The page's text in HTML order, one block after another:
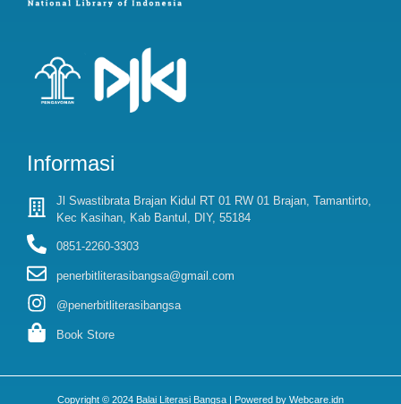
Informasi
Jl Swastibrata Brajan Kidul RT 01 RW 01 Brajan, Tamantirto,
Kec Kasihan, Kab Bantul, DIY, 55184
0851-2260-3303
penerbitliterasibangsa@gmail.com
@penerbitliterasibangsa
Book Store
Copyright © 2024 Balai Literasi Bangsa | Powered by Webcare.idn